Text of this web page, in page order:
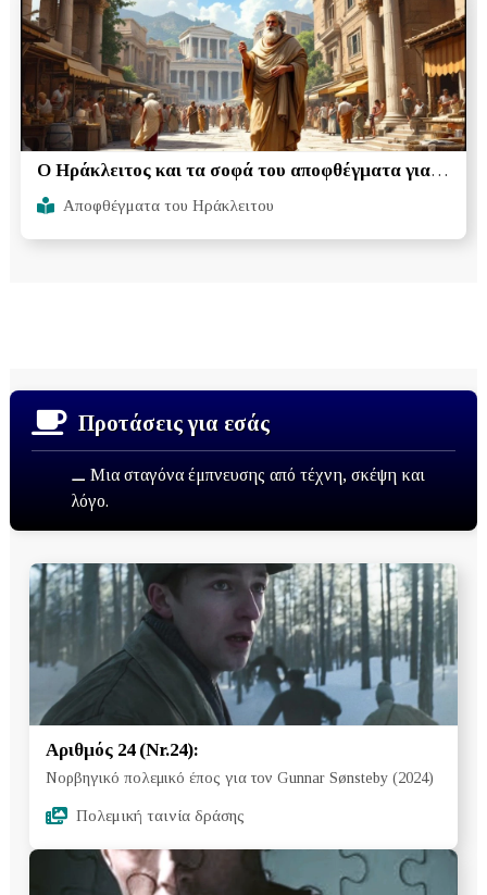
Ο Ηράκλειτος και τα σοφά του αποφθέγματα για
τον άνθρωπο
Αποφθέγματα του Ηράκλειτου
Προτάσεις για εσάς
⚊ Μια σταγόνα έμπνευσης από τέχνη, σκέψη και
λόγο.
Αριθμός 24 (Nr.24):
Νορβηγικό πολεμικό έπος για τον Gunnar Sønsteby (2024)
Πολεμική ταινία δράσης